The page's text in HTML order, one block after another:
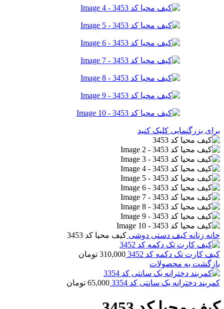
برای بزرگنمایی کلیک کنید
خانه زنانه کیف دستی دوشی کیف محیا کد 3453
کیف کارت تک دکمه کد 3452 310,000 تومان
بازگشت به محصولات
کمربند دخترانه یک سانتی کد 3354 65,000 تومان